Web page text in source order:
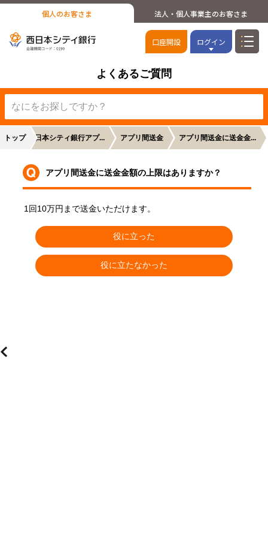
個人のお客さま 法人・個人事業主のお客さま
口座開設 ログイン
よくあるご質問
トップ 西日本シティ銀行アプ... アプリ間送金 アプリ間送金に送金金...
アプリ間送金に送金金額の上限はありますか？
1回10万円まで送金いただけます。
役に立った
役に立たなかった